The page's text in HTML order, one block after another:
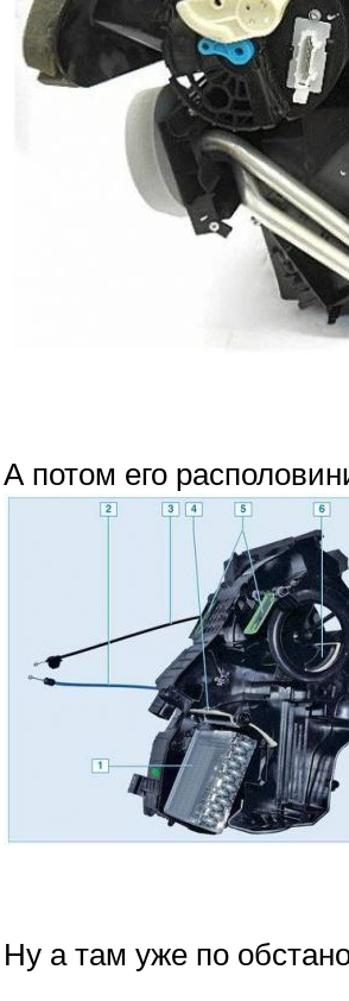
А потом его
Ну а там уже по